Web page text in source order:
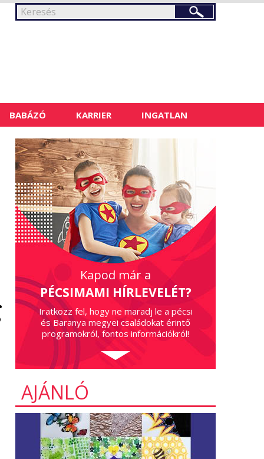
BABÁZÓ KARRIER INGATLAN
Kapod már a
PÉCSIMAMI HÍRLEVELÉT?
Iratkozz fel, hogy ne maradj le a pécsi
és Baranya megyei családokat érintő
programokról, fontos információkról!
AJÁNLÓ